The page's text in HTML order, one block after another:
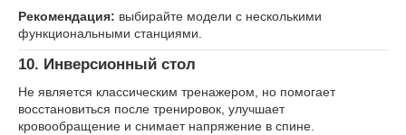
Рекомендация: выбирайте модели с несколькими
функциональными станциями.
10. Инверсионный стол
Не является классическим тренажером, но помогает
восстановиться после тренировок, улучшает
кровообращение и снимает напряжение в спине.